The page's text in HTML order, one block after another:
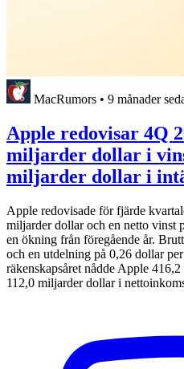
MacRumors • 9 månader
Apple redovisar 4Q
miljarder dollar i
miljarder dollar i
Apple redovisade för fjärde
miljarder dollar och en netto vinst
en ökning från föregående år.
och en utdelning på 0,26 dollar
räkenskapsåret nådde Apple
112,0 miljarder dollar i